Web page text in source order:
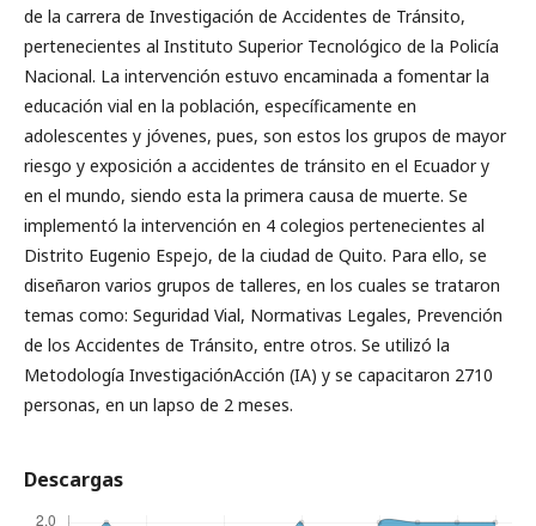
de la carrera de Investigación de Accidentes de Tránsito,
pertenecientes al Instituto Superior Tecnológico de la Policía
Nacional. La intervención estuvo encaminada a fomentar la
educación vial en la población, específicamente en
adolescentes y jóvenes, pues, son estos los grupos de mayor
riesgo y exposición a accidentes de tránsito en el Ecuador y
en el mundo, siendo esta la primera causa de muerte. Se
implementó la intervención en 4 colegios pertenecientes al
Distrito Eugenio Espejo, de la ciudad de Quito. Para ello, se
diseñaron varios grupos de talleres, en los cuales se trataron
temas como: Seguridad Vial, Normativas Legales, Prevención
de los Accidentes de Tránsito, entre otros. Se utilizó la
Metodología InvestigaciónAcción (IA) y se capacitaron 2710
personas, en un lapso de 2 meses.
Descargas